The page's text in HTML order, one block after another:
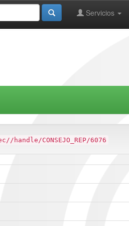
Servicios
CONSEJO_REP/6076